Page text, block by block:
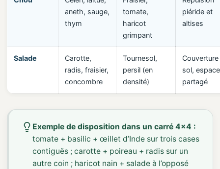
aneth, sauge,
thym
tomate,
haricot
grimpant
piéride et
altises
Salade
Carotte,
radis, fraisier,
concombre
Tournesol,
persil (en
densité)
Couverture
sol, espace
partagé
Exemple de disposition dans un carré 4×4 :
tomate + basilic + œillet d’Inde sur trois cases
contiguës ; carotte + poireau + radis sur un
autre coin ; haricot nain + salade à l’opposé